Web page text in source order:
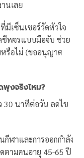
นเลย
มีเซ็นเซอร์วัดหัวใจ
ชีพจรแบบมือจับ ช่วย
รือไม่ (ขออนุญาต
พุงจริงไหม?
30 นาทีต่อวัน ลดไข
ฬาและการออกกำลัง
ามคนอายุ 45-65 ปี